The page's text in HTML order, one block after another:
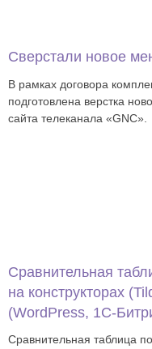
Сверстали новое
В рамках договора
подготовлена верстка
сайта телеканала «GNC».
Сравнительная
на конструкторах
(WordPress,
Сравнительная таблица